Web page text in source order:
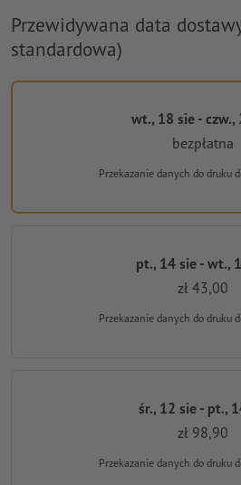
Przewidywana data
standardowa)
wt., 18 sie - czw.,
bezpłatna
Przekazanie danych do druku
pt., 14 sie - wt.,
zł 43,00
Przekazanie danych do druku
śr., 12 sie - pt.,
zł 98,90
Przekazanie danych do druku